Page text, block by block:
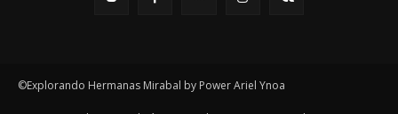
©Explorando Hermanas Mirabal by Power Ariel Ynoa